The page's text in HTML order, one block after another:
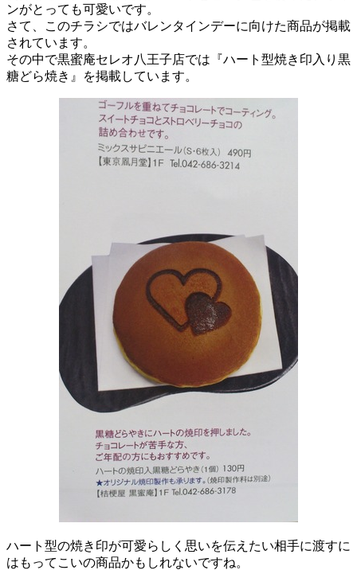
ンがとっても可愛いです。
さて、このチラシではバレンタインデーに向けた商品が掲載
されています。
その中で黒蜜庵セレオ八王子店では『ハート型焼き印入り黒
糖どら焼き』を掲載しています。
ハート型の焼き印が可愛らしく思いを伝えたい相手に渡すに
はもってこいの商品かもしれないですね。